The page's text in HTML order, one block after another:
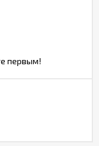
первым!